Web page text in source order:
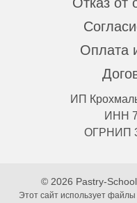
Оплата
ИП
ИНН
ОГРНИП
© 2026 Pastry-
Этот сайт использует